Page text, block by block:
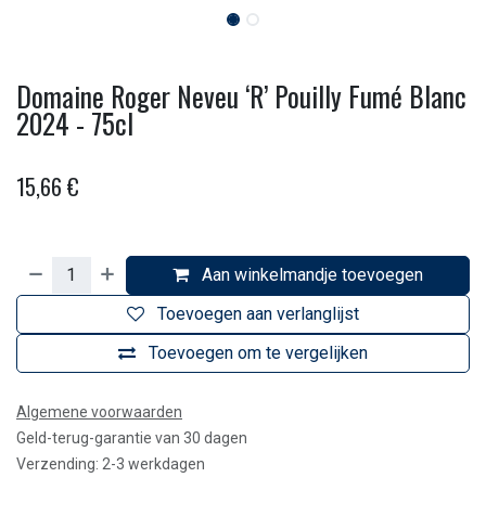
Domaine Roger Neveu ‘R’ Pouilly Fumé Blanc
2024 - 75cl
15,66 €
Aan winkelmandje toevoegen
Toevoegen om te vergelijken
Toevoegen aan verlanglijst
Algemene voorwaarden
Geld-terug-garantie van 30 dagen
Verzending: 2-3 werkdagen